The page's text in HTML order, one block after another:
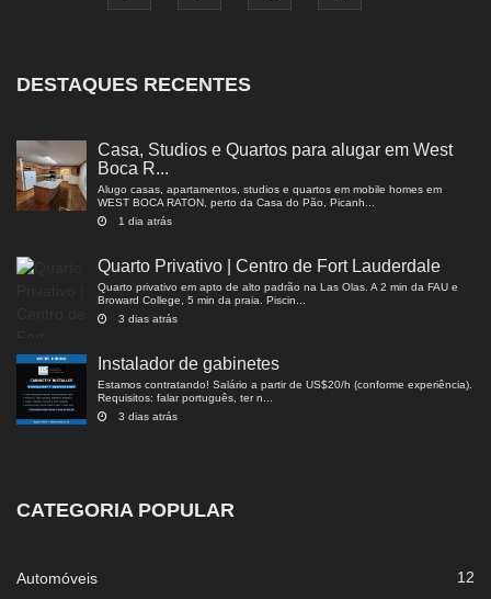
DESTAQUES RECENTES
Casa, Studios e Quartos para alugar em West
Boca R...
Alugo casas, apartamentos, studios e quartos em mobile homes em
WEST BOCA RATON, perto da Casa do Pão, Picanh...
1 dia atrás
Quarto Privativo | Centro de Fort Lauderdale
Quarto privativo em apto de alto padrão na Las Olas. A 2 min da FAU e
Broward College, 5 min da praia. Piscin...
3 dias atrás
Instalador de gabinetes
Estamos contratando! Salário a partir de US$20/h (conforme experiência).
Requisitos: falar português, ter n...
3 dias atrás
CATEGORIA POPULAR
Automóveis 12